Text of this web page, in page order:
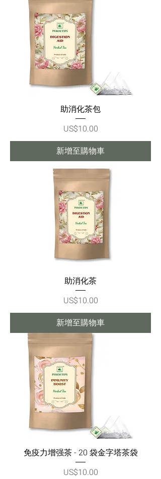
助消化茶包
價格
US$10.00
新增至購物車
助消化茶
價格
US$10.00
新增至購物車
免疫力增强茶 - 20 袋金字塔茶袋
價格
US$10.00